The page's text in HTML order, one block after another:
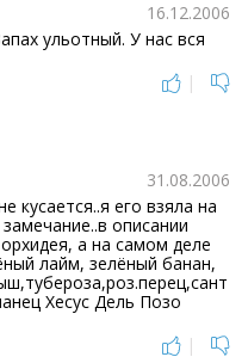
16.12.2006
ульотный. У нас вся
|
31.08.2006
кусается..я его взяла на
описании
а на самом деле
лайм, зелёный банан,
Хесус Дель Позо
|